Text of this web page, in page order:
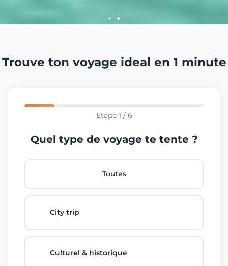
Trouve ton voyage ideal en 1 minute
Etape 1 / 6
Quel type de voyage te tente ?
Toutes
City trip
Culturel & historique